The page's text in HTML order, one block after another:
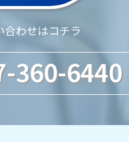
合わせはコチラ
360-6440